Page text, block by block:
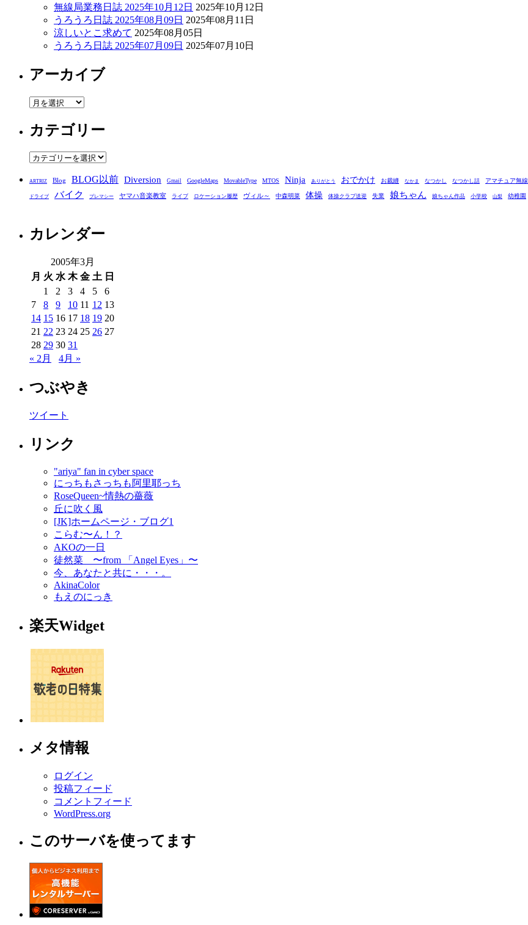
無線局業務日誌 2025年10月12日 2025年10月12日
うろうろ日誌 2025年08月09日 2025年08月11日
涼しいとこ求めて 2025年08月05日
うろうろ日誌 2025年07月09日 2025年07月10日
アーカイブ
ア
カ
イ
ブ
カテゴリー
カ
ゴ
リ
ARTRIZ Blog BLOG以前 Diversion Gmail GoogleMaps MovableType MTOS Ninja ありがとう おでかけ お裁縫 なかま なつかし なつかし話 アマチュア無線
ドライブ バイク プレマシー ヤマハ音楽教室 ライブ ロケーション履歴 ヴィル～ 中森明菜 体操 体操クラブ送迎 失業 娘ちゃん 娘ちゃん作品 小学校 山梨 幼稚園
カレンダー
2005年3月
月 火 水 木 金 土 日
1
2 3 4 5
6
7
8 9 10 11 12 13
14 15 16 17 18 19 20
21 22 23 24 25 26 27
28 29 30 31
« 2月
4月 »
つぶやき
ツイート
リンク
"ariya" fan in cyber space
にっちもさっちも阿里耶っち
RoseQueen~情熱の薔薇
丘に吹く風
[JK]ホームページ・ブログ1
こらむ〜ん！？
AKOの一日
徒然菜 〜from 「Angel Eyes」〜
今、あなたと共に・・・。
AkinaColor
もえのにっき
楽天Widget
メタ情報
ログイン
投稿フィード
コメントフィード
WordPress.org
このサーバを使ってます